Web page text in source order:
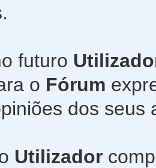
futuro
o Fórum
dos seus
Utilizador